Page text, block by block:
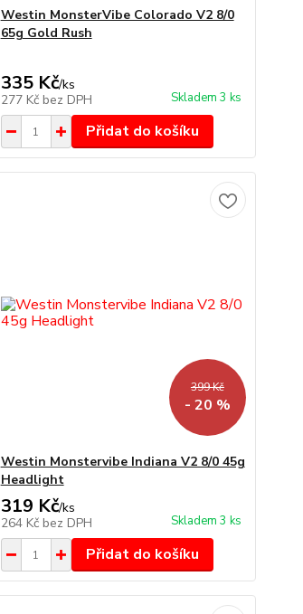
Westin MonsterVibe Colorado V2 8/0
65g Gold Rush
335 Kč/ks
277 Kč bez DPH Skladem 3 ks
Přidat do košíku
399 Kč
- 20 %
Westin Monstervibe Indiana V2 8/0 45g
Headlight
319 Kč/ks
264 Kč bez DPH Skladem 3 ks
Přidat do košíku